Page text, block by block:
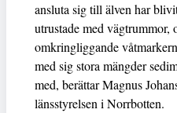
ansluta sig till älven har
utrustade med
omkringliggande
med sig stora mängder
med, berättar Magnus
länsstyrelsen i Norrbotten.